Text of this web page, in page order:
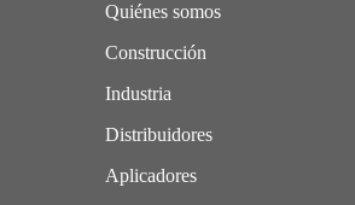
Quiénes somos
Construcción
Industria
Distribuidores
Aplicadores